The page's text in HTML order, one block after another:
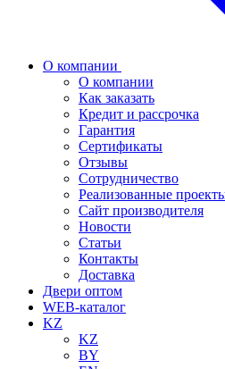
О компании
О компании
Как заказать
Кредит и рассрочка
Гарантия
Сертификаты
Отзывы
Сотрудничество
Реализованные
Сайт производителя
Новости
Статьи
Контакты
Доставка
Двери оптом
WEB-каталог
KZ
KZ
BY